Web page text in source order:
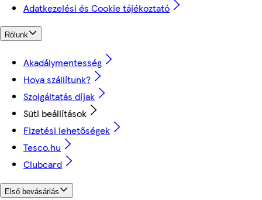
Adatkezelési és Cookie tájékoztató
Rólunk
Akadálymentesség
Hova szállítunk?
Szolgáltatás díjak
Süti beállítások
Fizetési lehetőségek
Tesco.hu
Clubcard
Első bevásárlás